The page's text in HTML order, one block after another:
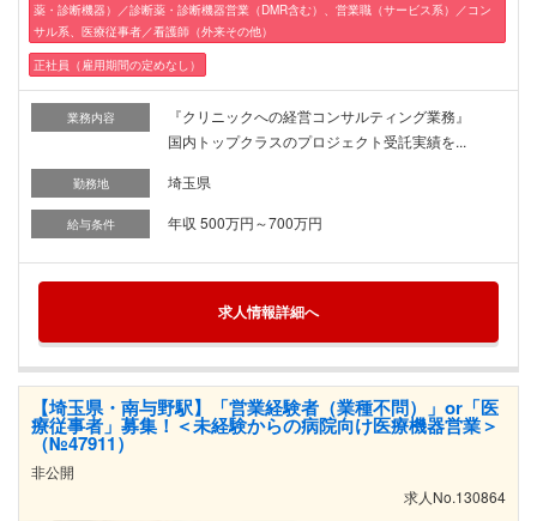
薬・診断機器）／診断薬・診断機器営業（DMR含む）、営業職（サービス系）／コン
サル系、医療従事者／看護師（外来その他）
正社員（雇用期間の定めなし）
業務内容
『クリニックへの経営コンサルティング業務』
国内トップクラスのプロジェクト受託実績を...
勤務地 埼玉県
給与条件 年収 500万円～700万円
求人情報詳細へ
【埼玉県・南与野駅】「営業経験者（業種不問）」or「医
療従事者」募集！＜未経験からの病院向け医療機器営業＞
（№47911）
非公開
求人No.130864